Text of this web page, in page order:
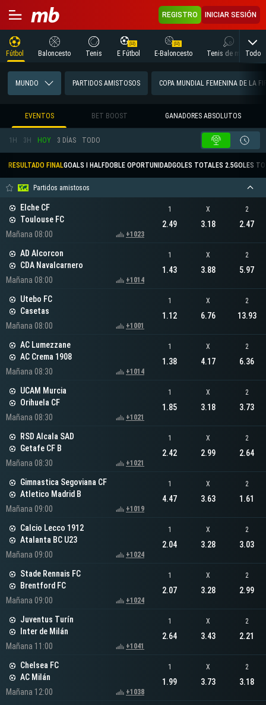
REGISTRO INICIAR SESIÓN
Fútbol Baloncesto Tenis E Fútbol E-Baloncesto Tenis de mesaTodo
MUNDO PARTIDOS AMISTOSOS COPA MUNDIAL FEMENINA DE LA
EVENTOS BET BOOST GANADORES ABSOLUTOS
1H 3H HOY 3 DÍAS TODO
RESULTADO FINALGOALS I HALFDOBLE OPORTUNIDADGOLES TOTALES 2.5GOLES
Partidos amistosos
Elche CF
Toulouse FC
Mañana 08:00
+1023
1
2.49
X
3.18
2
2.47
AD Alcorcon
CDA Navalcarnero
Mañana 08:00
+1014
1
1.43
X
3.88
2
5.97
Utebo FC
Casetas
Mañana 08:00
+1001
1
1.12
X
6.76
2
13.93
AC Lumezzane
AC Crema 1908
Mañana 08:30
+1014
1
1.38
X
4.17
2
6.36
UCAM Murcia
Orihuela CF
Mañana 08:30
+1021
1
1.85
X
3.18
2
3.73
RSD Alcala SAD
Getafe CF B
Mañana 08:30
+1021
1
2.42
X
2.99
2
2.64
Gimnastica Segoviana CF
Atletico Madrid B
Mañana 09:00
+1019
1
4.47
X
3.63
2
1.61
Calcio Lecco 1912
Atalanta BC U23
Mañana 09:00
+1024
1
2.04
X
3.28
2
3.03
Stade Rennais FC
Brentford FC
Mañana 09:00
+1024
1
2.07
X
3.28
2
2.99
Juventus Turín
Inter de Milán
Mañana 11:00
+1041
1
2.64
X
3.43
2
2.21
Chelsea FC
AC Milán
Mañana 12:00
+1038
1
1.99
X
3.73
2
3.18